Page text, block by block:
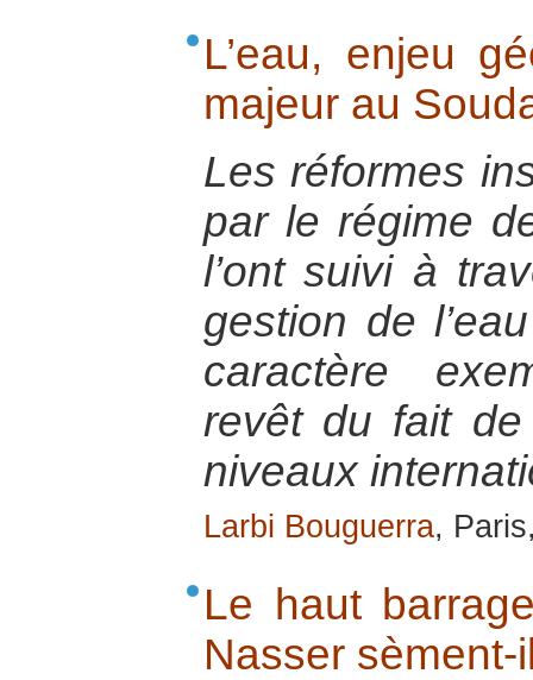
L’eau, enjeu
majeur au
Les réformes
par le régime
l’ont suivi à
gestion de
caractère
revêt du fait
niveaux
Larbi Bouguerra,
Le haut
Nasser